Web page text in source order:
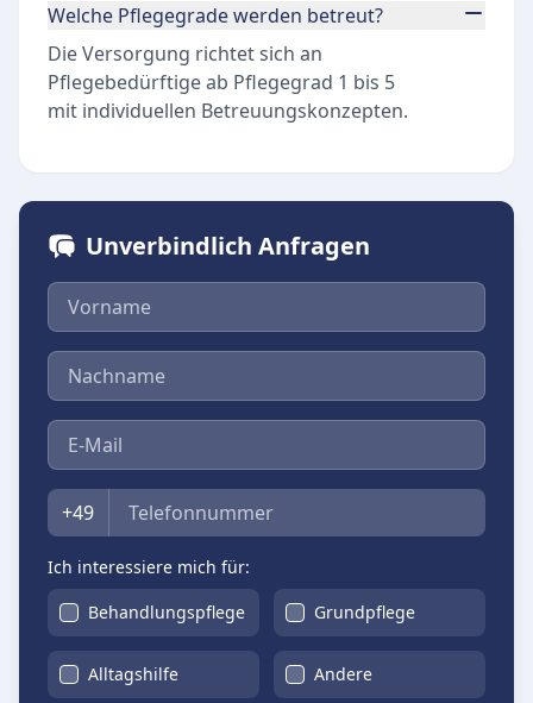
Welche Pflegegrade werden betreut?
Die Versorgung richtet sich an
Pflegebedürftige ab Pflegegrad 1 bis 5
mit individuellen Betreuungskonzepten.
Unverbindlich Anfragen
Vorname
Nachname
E-Mail
Telefon
+49
Ich interessiere mich für:
Behandlungspflege
Grundpflege
Alltagshilfe Andere